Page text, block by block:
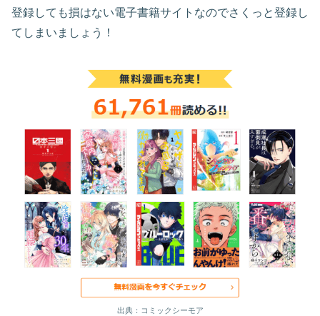
登録しても損はない電子書籍サイトなのでさくっと登録し
てしまいましょう！
出典：コミックシーモア